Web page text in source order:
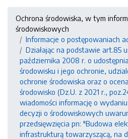
Ochrona środowiska, w tym
środowiskowych
Informacje o postępowaniach
Działając na podstawie art.85
października 2008 r. o
środowisku i jego ochronie,
ochronie środowiska oraz o
środowisko (Dz.U. z 2021 r.,
wiadomości informację o
decyzji o środowiskowych
przedsięwzięcia pn: "Budowa
infrastrukturą towarzyszącą, na